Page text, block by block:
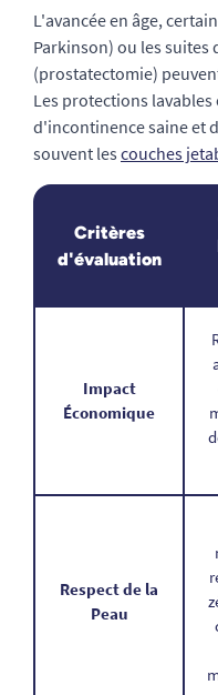
L'avancée en âge,
Parkinson) ou les
(prostatectomie)
Les protections
d'incontinence saine et
souvent les couches
Critères
d'évaluation
Impact
Économique
Respect de la
Peau